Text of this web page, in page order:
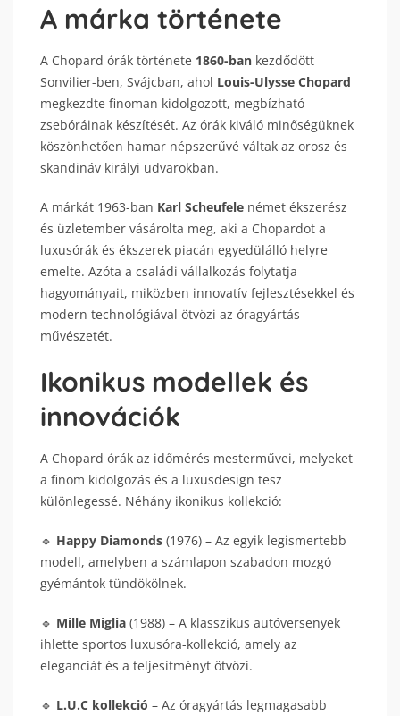
A márka története
A Chopard órák története 1860-ban kezdődött
Sonvilier-ben, Svájcban, ahol Louis-Ulysse Chopard
megkezdte finoman kidolgozott, megbízható
zsebóráinak készítését. Az órák kiváló minőségüknek
köszönhetően hamar népszerűvé váltak az orosz és
skandináv királyi udvarokban.
A márkát 1963-ban Karl Scheufele német ékszerész
és üzletember vásárolta meg, aki a Chopardot a
luxusórák és ékszerek piacán egyedülálló helyre
emelte. Azóta a családi vállalkozás folytatja
hagyományait, miközben innovatív fejlesztésekkel és
modern technológiával ötvözi az óragyártás
művészetét.
Ikonikus modellek és
innovációk
A Chopard órák az időmérés mesterművei, melyeket
a finom kidolgozás és a luxusdesign tesz
különlegessé. Néhány ikonikus kollekció:
🔹 Happy Diamonds (1976) – Az egyik legismertebb
modell, amelyben a számlapon szabadon mozgó
gyémántok tündökölnek.
🔹 Mille Miglia (1988) – A klasszikus autóversenyek
ihlette sportos luxusóra-kollekció, amely az
eleganciát és a teljesítményt ötvözi.
🔹 L.U.C kollekció – Az óragyártás legmagasabb